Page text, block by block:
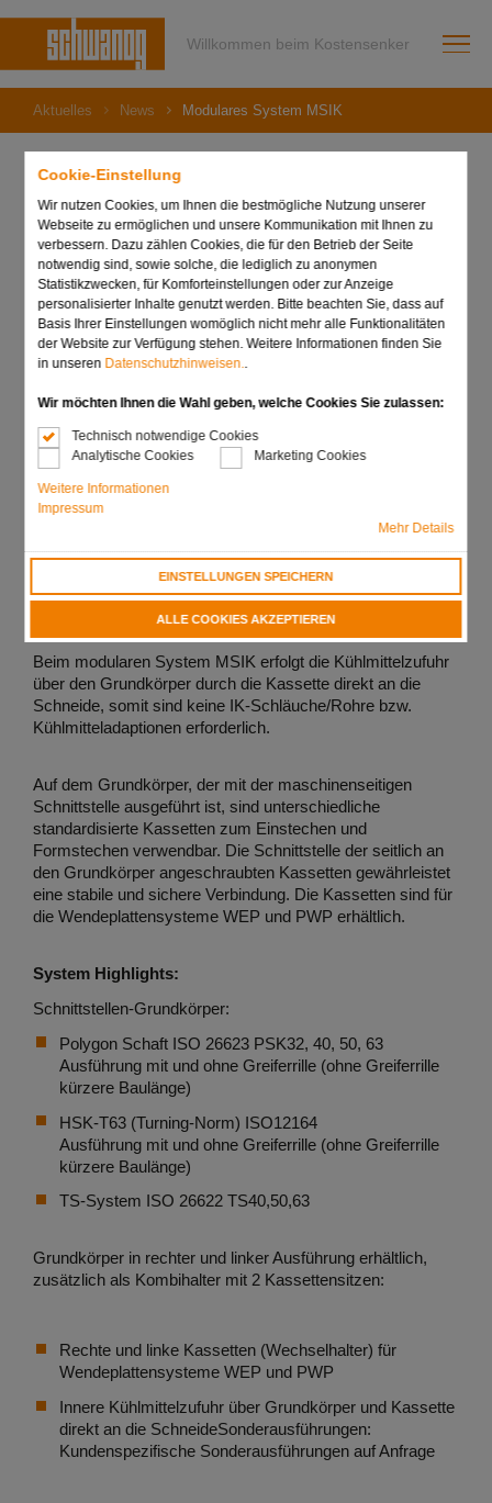
Cookie-Einstellung
Wir nutzen Cookies, um Ihnen die bestmögliche Nutzung unserer
Webseite zu ermöglichen und unsere Kommunikation mit Ihnen zu
verbessern. Dazu zählen Cookies, die für den Betrieb der Seite
notwendig sind, sowie solche, die lediglich zu anonymen
Statistikzwecken, für Komforteinstellungen oder zur Anzeige
personalisierter Inhalte genutzt werden. Bitte beachten Sie, dass auf
Basis Ihrer Einstellungen womöglich nicht mehr alle Funktionalitäten
der Website zur Verfügung stehen. Weitere Informationen finden Sie
in unseren Datenschutzhinweisen..
Wir möchten Ihnen die Wahl geben, welche Cookies Sie zulassen:
Technisch notwendige Cookies
Analytische Cookies
Marketing Cookies
Weitere Informationen
Impressum
Mehr Details
EINSTELLUNGEN SPEICHERN
ALLE COOKIES AKZEPTIEREN
Willkommen beim Kostensenker
Aktuelles News Modulares System MSIK
11. April 2023
Modulares System MSIK
Beim modularen System MSIK erfolgt die Kühlmittelzufuhr
über den Grundkörper durch die Kassette direkt an die
Schneide, somit sind keine IK-Schläuche/Rohre bzw.
Kühlmitteladaptionen erforderlich.
Auf dem Grundkörper, der mit der maschinenseitigen
Schnittstelle ausgeführt ist, sind unterschiedliche
standardisierte Kassetten zum Einstechen und
Formstechen verwendbar. Die Schnittstelle der seitlich an
den Grundkörper angeschraubten Kassetten gewährleistet
eine stabile und sichere Verbindung. Die Kassetten sind für
die Wendeplattensysteme WEP und PWP erhältlich.
System Highlights:
Schnittstellen-Grundkörper:
Polygon Schaft ISO 26623 PSK32, 40, 50, 63
Ausführung mit und ohne Greiferrille (ohne Greiferrille
kürzere Baulänge)
HSK-T63 (Turning-Norm) ISO12164
Ausführung mit und ohne Greiferrille (ohne Greiferrille
kürzere Baulänge)
TS-System ISO 26622 TS40,50,63
Grundkörper in rechter und linker Ausführung erhältlich,
zusätzlich als Kombihalter mit 2 Kassettensitzen:
Rechte und linke Kassetten (Wechselhalter) für
Wendeplattensysteme WEP und PWP
Innere Kühlmittelzufuhr über Grundkörper und Kassette
direkt an die SchneideSonderausführungen:
Kundenspezifische Sonderausführungen auf Anfrage